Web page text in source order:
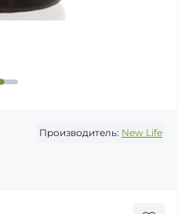
Производитель: New Life